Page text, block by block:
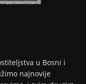
u Bosni i
najnovije